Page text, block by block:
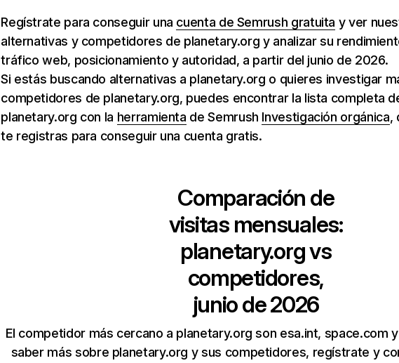
Regístrate para conseguir una cuenta de Semrush gratuita y ver
alternativas y competidores de planetary.org y analizar su
tráfico web, posicionamiento y autoridad, a partir del junio de 2026.
Si estás buscando alternativas a planetary.org o quieres investigar
competidores de planetary.org, puedes encontrar la lista completa
planetary.org con la herramienta de Semrush Investigación orgánica,
te registras para conseguir una cuenta gratis.
Comparación de
visitas mensuales:
planetary.orgvs
competidores,
junio de 2026
El competidor más cercano a planetary.org son esa.int, space.com
saber más sobre planetary.org y sus competidores, regístrate y